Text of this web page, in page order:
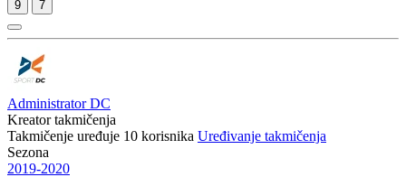
9 7
Administrator DC
Kreator takmičenja
Takmičenje uređuje 10 korisnika Uređivanje takmičenja
Sezona
2019-2020